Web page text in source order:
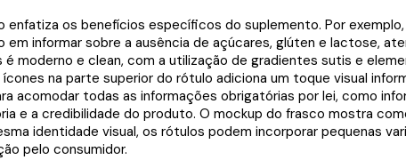
enfatiza os benefícios específicos do suplemento. Por
em informar sobre a ausência de açúcares, glúten e lactose,
é moderno e clean, com a utilização de gradientes sutis e
na parte superior do rótulo adiciona um toque visual
acomodar todas as informações obrigatórias por lei, como
e a credibilidade do produto. O mockup do frasco mostra
identidade visual, os rótulos podem incorporar pequenas
pelo consumidor.